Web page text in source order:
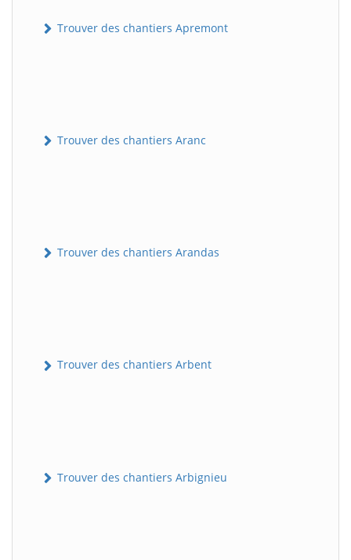
Trouver des chantiers Apremont
Trouver des chantiers Aranc
Trouver des chantiers Arandas
Trouver des chantiers Arbent
Trouver des chantiers Arbignieu